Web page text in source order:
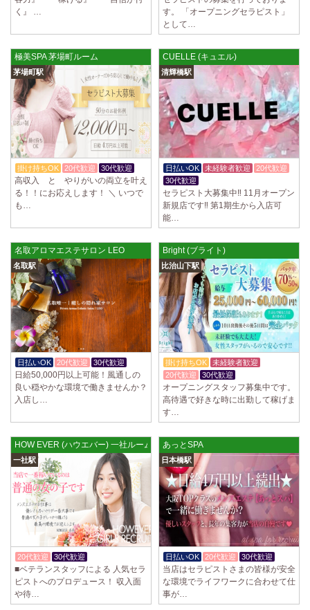
ていただきます。 とても働きやすいお店作りを心がけております…
初めまして、大人の隠れ家の女店長です。 当店では業界の闇である講習
時のセクハラを撲滅するために女店長または在籍セラピストが講…
2025/03/28[渋谷駅]
大人の隠れ家 渋谷ルーム
初めまして、大人の隠れ家の女店長です。 当店では業界の闇である講習
時のセクハラを撲滅するために女店長または在籍セラピストが講…
2025/03/28[亀有駅]
aroma Angel
セラピストさんを大募集しております 完全歩合で50%〜60%以上！！ 掛
け持ちOK、完全個室待機など嬉しい高待遇が盛りだくさんです♪ …
デビルキャット
24時間営業！自由シフトで好きな時間に働ける 未経験者歓迎♪個室待機
でゆっくり自分の好きな事ができます♪ 可愛い制服もご用意して…
く』 …
す。 「オープニングセラピスト」
として…
極美SPA 茅場町ルーム
茅場町駅
掛け持ちOK 20代歓迎 30代歓迎
高収入 と やりがいの両立を叶え
る！！にお応えします！ ＼ いつで
も…
CUELLE (キュエル)
清輝橋駅
日払いOK 未経験者歓迎
20代歓迎
30代歓迎
セラピスト大募集中‼️ 11月オープン
新規店です‼️ 第1期生から入店可
能…
名取アロマエステサロン LEO
名取駅
日払いOK 20代歓迎 30代歓迎
日給50,000円以上可能！風通しの
良い穏やかな環境で働きませんか？
入店し…
Bright (ブライト)
比治山下駅
掛け持ちOK
未経験者歓迎
20代歓迎
30代歓迎
オープニングスタッフ募集中です。
高待遇で好きな時に出勤して稼げま
す…
HOW EVER (ハウエバー) 一社ルーム
一社駅
20代歓迎 30代歓迎
■ベテランスタッフによる 人気セラ
ピストへのプロデュース！ 収入面
や待…
あっとSPA
日本橋駅
日払いOK 20代歓迎 30代歓迎
当店はセラピストさまの皆様が安全
な環境でライフワークに合わせて仕
事が…